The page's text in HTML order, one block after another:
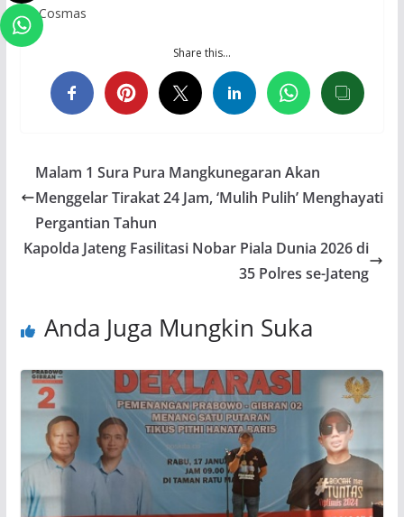
Cosmas
Share this…
Malam 1 Sura Pura Mangkunegaran Akan
Menggelar Tirakat 24 Jam, ‘Mulih Pulih’ Menghayati
Pergantian Tahun
Kapolda Jateng Fasilitasi Nobar Piala Dunia 2026 di
35 Polres se-Jateng
Anda Juga Mungkin Suka